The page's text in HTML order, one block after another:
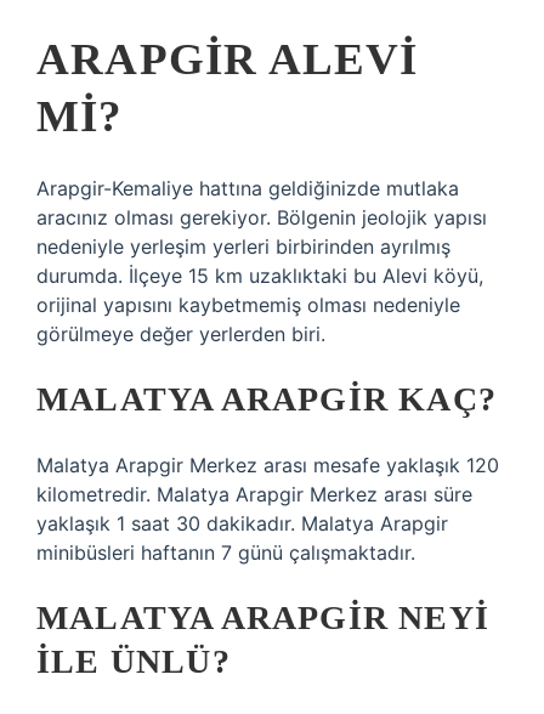
ARAPGIR ALEVI
MI?
Arapgir-Kemaliye hattına geldiğinizde mutlaka
aracınız olması gerekiyor. Bölgenin jeolojik yapısı
nedeniyle yerleşim yerleri birbirinden ayrılmış
durumda. İlçeye 15 km uzaklıktaki bu Alevi köyü,
orijinal yapısını kaybetmemiş olması nedeniyle
görülmeye değer yerlerden biri.
MALATYA ARAPGIR KAÇ?
Malatya Arapgir Merkez arası mesafe yaklaşık 120
kilometredir. Malatya Arapgir Merkez arası süre
yaklaşık 1 saat 30 dakikadır. Malatya Arapgir
minibüsleri haftanın 7 günü çalışmaktadır.
MALATYA ARAPGIR NEYI
ILE ÜNLÜ?